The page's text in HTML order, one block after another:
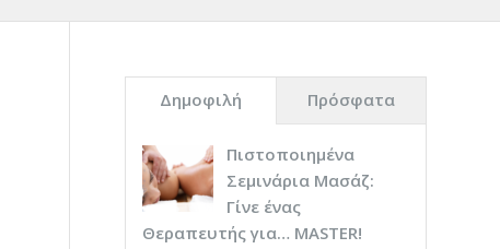
Δημοφιλή Πρόσφατα
Πιστοποιημένα
Σεμινάρια Μασάζ:
Γίνε ένας
Θεραπευτής για… ΜASTER!